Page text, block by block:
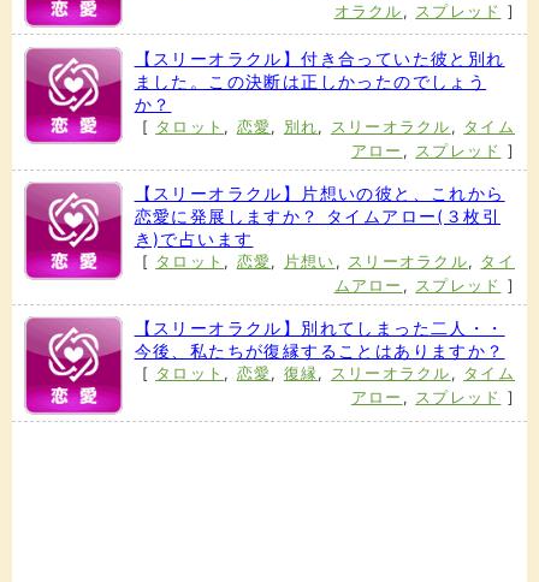
オラクル , スプレッド ]
【スリーオラクル】付き合っていた彼と別れ
ました。この決断は正しかったのでしょう
か？
[ タロット , 恋愛, 別れ, スリーオラクル , タイム
アロー , スプレッド ]
【スリーオラクル】片想いの彼と、これから
恋愛に発展しますか？ タイムアロー(３枚引
き)で占います
[ タロット , 恋愛, 片想い , スリーオラクル, タイ
ムアロー , スプレッド ]
【スリーオラクル】別れてしまった二人・・
今後、私たちが復縁することはありますか？
[ タロット , 恋愛, 復縁, スリーオラクル , タイム
アロー , スプレッド ]